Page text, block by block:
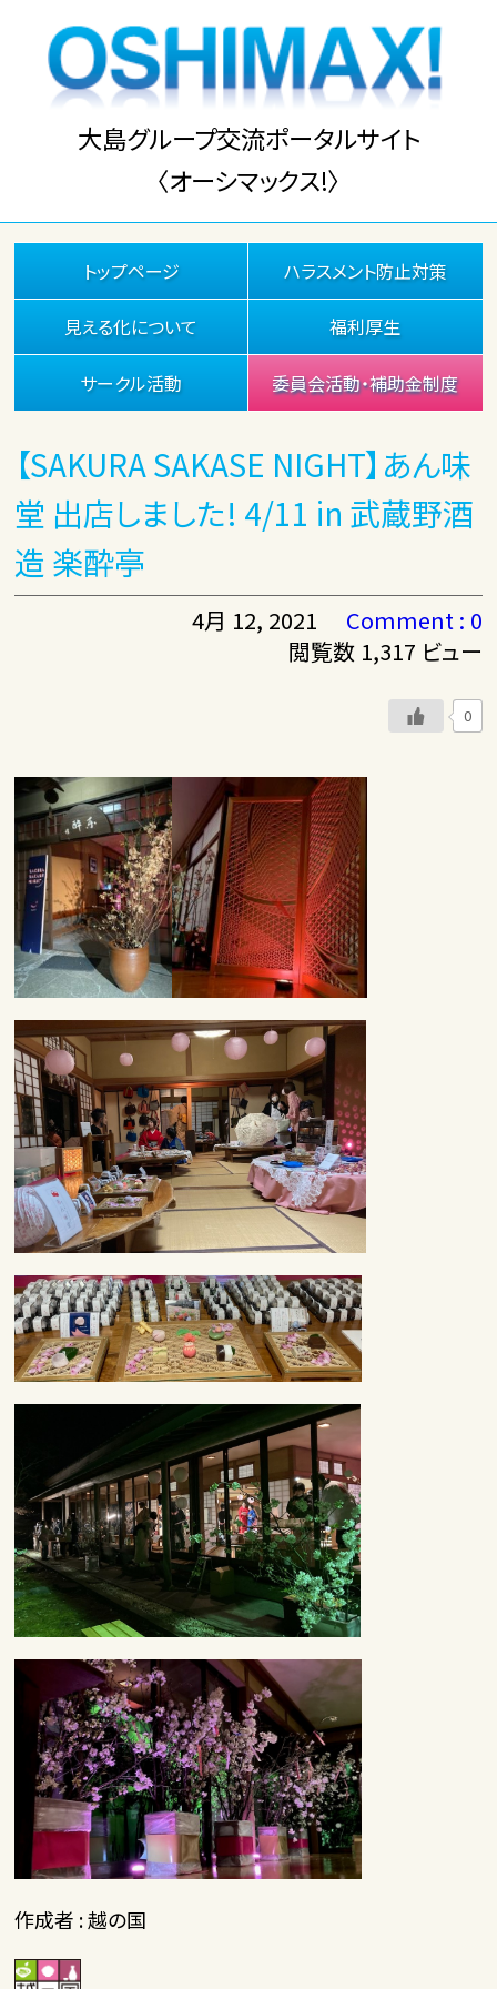
大島グループ交流ポータルサイト
〈オーシマックス!〉
トップページ ハラスメント防止対策
見える化について 福利厚生
サークル活動 委員会活動・補助金制度
【SAKURA SAKASE NIGHT】あん味
堂 出店しました! 4/11 in 武蔵野酒
造 楽酔亭
4月 12, 2021
Comment : 0
閲覧数 1,317 ビュー
0
作成者 : 越の国